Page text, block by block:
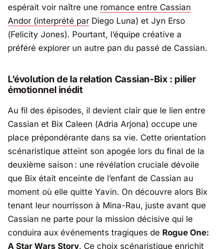
espérait voir naître une romance entre Cassian
Andor (interprété par Diego Luna) et Jyn Erso
(Felicity Jones). Pourtant, l’équipe créative a
préféré explorer un autre pan du passé de Cassian.
L’évolution de la relation Cassian-Bix : pilier
émotionnel inédit
Au fil des épisodes, il devient clair que le lien entre
Cassian et Bix Caleen (Adria Arjona) occupe une
place prépondérante dans sa vie. Cette orientation
scénaristique atteint son apogée lors du final de la
deuxième saison : une révélation cruciale dévoile
que Bix était enceinte de l’enfant de Cassian au
moment où elle quitte Yavin. On découvre alors Bix
tenant leur nourrisson à Mina-Rau, juste avant que
Cassian ne parte pour la mission décisive qui le
conduira aux événements tragiques de Rogue One:
A Star Wars Story. Ce choix scénaristique enrichit